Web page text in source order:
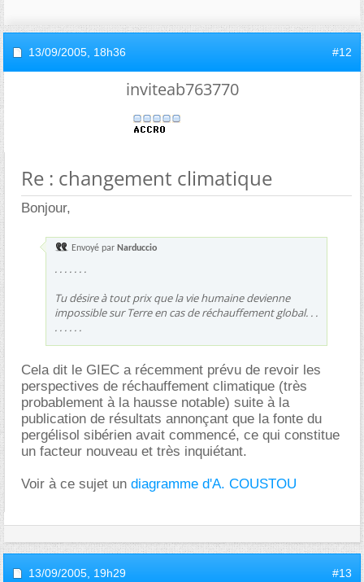
13/09/2005, 18h36 #12
inviteab763770
Re : changement climatique
Bonjour,
Envoyé par Narduccio
. . . . . . .
Tu désire à tout prix que la vie humaine devienne
impossible sur Terre en cas de réchauffement global. . .
. . . . . .
Cela dit le GIEC a récemment prévu de revoir les
perspectives de réchauffement climatique (très
probablement à la hausse notable) suite à la
publication de résultats annonçant que la fonte du
pergélisol sibérien avait commencé, ce qui constitue
un facteur nouveau et très inquiétant.
Voir à ce sujet un diagramme d'A. COUSTOU
13/09/2005, 19h29 #13